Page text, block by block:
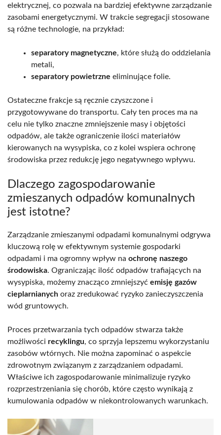
elektrycznej, co pozwala na bardziej efektywne zarządzanie
zasobami energetycznymi. W trakcie segregacji stosowane
są różne technologie, na przykład:
separatory magnetyczne, które służą do oddzielania
metali,
separatory powietrzne eliminujące folie.
Ostateczne frakcje są ręcznie czyszczone i
przygotowywane do transportu. Cały ten proces ma na
celu nie tylko znaczne zmniejszenie masy i objętości
odpadów, ale także ograniczenie ilości materiałów
kierowanych na wysypiska, co z kolei wspiera ochronę
środowiska przez redukcję jego negatywnego wpływu.
Dlaczego zagospodarowanie
zmieszanych odpadów komunalnych
jest istotne?
Zarządzanie zmieszanymi odpadami komunalnymi odgrywa
kluczową rolę w efektywnym systemie gospodarki
odpadami i ma ogromny wpływ na ochronę naszego
środowiska. Ograniczając ilość odpadów trafiających na
wysypiska, możemy znacząco zmniejszyć emisję gazów
cieplarnianych oraz zredukować ryzyko zanieczyszczenia
wód gruntowych.
Proces przetwarzania tych odpadów stwarza także
możliwości recyklingu, co sprzyja lepszemu wykorzystaniu
zasobów wtórnych. Nie można zapominać o aspekcie
zdrowotnym związanym z zarządzaniem odpadami.
Właściwe ich zagospodarowanie minimalizuje ryzyko
rozprzestrzeniania się chorób, które często wynikają z
kumulowania odpadów w niekontrolowanych warunkach.